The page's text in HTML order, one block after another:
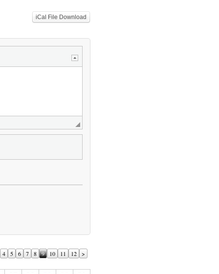
iCal File Download
4 5 6 7 8 9 10 11 12 >